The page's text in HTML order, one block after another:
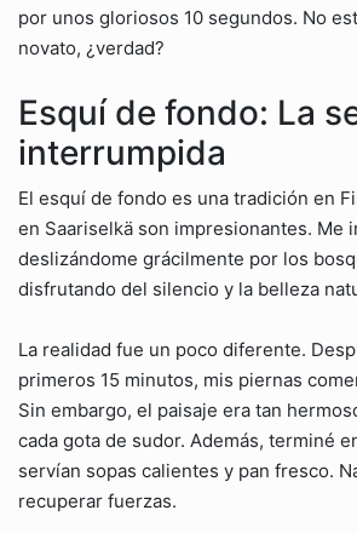
por unos gloriosos 10 segundos. No
novato, ¿verdad?
Esquí de fondo: La
interrumpida
El esquí de fondo es una tradición en
en Saariselkä son impresionantes. Me
deslizándome grácilmente por los
disfrutando del silencio y la belleza
La realidad fue un poco diferente.
primeros 15 minutos, mis piernas
Sin embargo, el paisaje era tan
cada gota de sudor. Además, terminé
servían sopas calientes y pan fresco.
recuperar fuerzas.